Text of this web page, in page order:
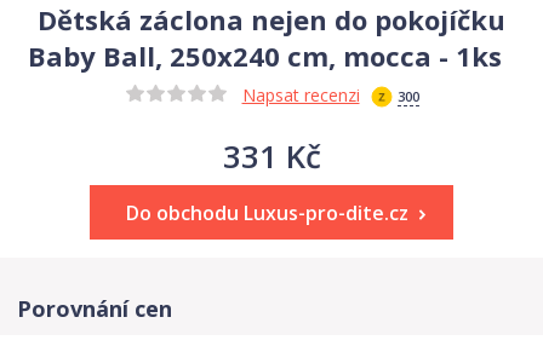
Dětská záclona nejen do pokojíčku
Baby Ball, 250x240 cm, mocca - 1ks
Napsat recenzi 300
331 Kč
Do obchodu Luxus-pro-dite.cz
Porovnání cen